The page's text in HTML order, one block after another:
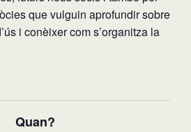
que vulguin aprofundir sobre
i conèixer com s’organitza la
Quan?